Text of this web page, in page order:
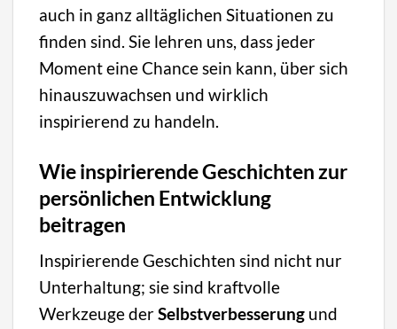
auch in ganz alltäglichen Situationen zu
finden sind. Sie lehren uns, dass jeder
Moment eine Chance sein kann, über sich
hinauszuwachsen und wirklich
inspirierend zu handeln.
Wie inspirierende Geschichten zur
persönlichen Entwicklung
beitragen
Inspirierende Geschichten sind nicht nur
Unterhaltung; sie sind kraftvolle
Werkzeuge derSelbstverbesserung und